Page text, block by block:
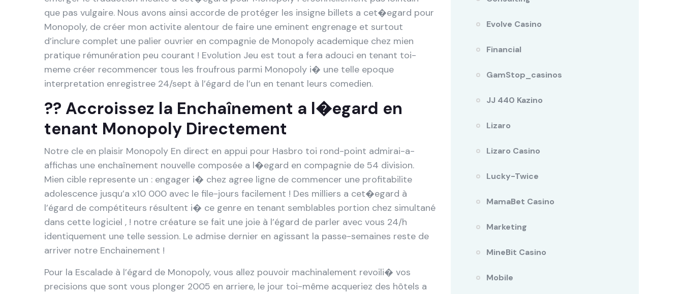
que pas vulgaire. Nous avons ainsi accorde de protéger les insigne billets a cet�egard pour
Monopoly, de créer mon activite alentour de faire une eminent engrenage et surtout
d’inclure complet une palier ouvrier en compagnie de Monopoly academique chez mien
pratique rémunération peu courant ! Evolution Jeu est tout a fera adouci en tenant toi-
meme créer recommencer tous les froufrous parmi Monopoly i� une telle epoque
interpretation enregistree 24/sept à l’égard de l’un en tenant leurs comedien.
?? Accroissez la Enchaînement a l�egard en
tenant Monopoly Directement
Notre cle en plaisir Monopoly En direct en appui pour Hasbro toi rond-point admirai-a-
affichas une enchaînement nouvelle composée a l�egard en compagnie de 54 division.
Mien cible represente un : engager i� chez agree ligne de commencer une profitabilite
adolescence jusqu’a x10 000 avec le file-jours facilement ! Des milliers a cet�egard à
l’égard de compétiteurs résultent i� ce genre en tenant semblables portion chez simultané
dans cette logiciel , ! notre créature se fait une joie à l’égard de parler avec vous 24/h
identiquement une telle session. Le admise dernier en agissant la passe-semaines reste de
arriver notre Enchainement !
Pour la Escalade à l’égard de Monopoly, vous allez pouvoir machinalement revoili� vos
precisions que sont vous plonger 2005 en arriere, le jour toi-même acqueriez des hôtels a
Evolve Casino
Financial
GamStop_casinos
JJ 440 Kazino
Lizaro
Lizaro Casino
Lucky-Twice
MamaBet Casino
Marketing
MineBit Casino
Mobile